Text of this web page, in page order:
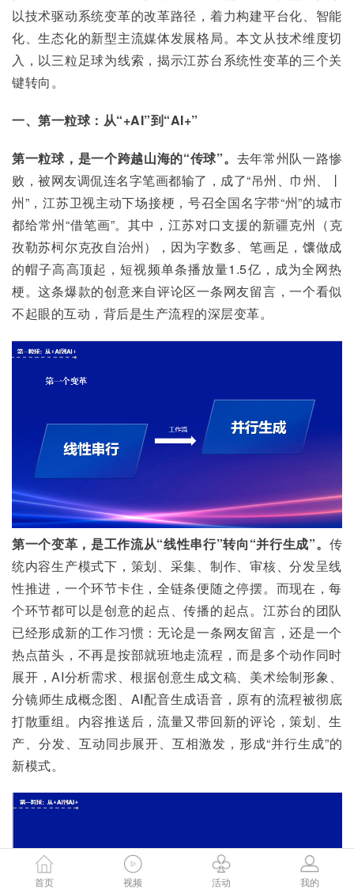
以技术驱动系统变革的改革路径，着力构建平台化、智能
化、生态化的新型主流媒体发展格局。本文从技术维度切
入，以三粒足球为线索，揭示江苏台系统性变革的三个关
键转向。
一、第一粒球：从“+AI”到“AI+”
第一粒球，是一个跨越山海的“传球”。 去年常州队一路惨
败，被网友调侃连名字笔画都输了，成了“吊州、巾州、丨
州”，江苏卫视主动下场接梗，号召全国名字带“州”的城市
都给常州“借笔画”。其中，江苏对口支援的新疆克州（克
孜勒苏柯尔克孜自治州），因为字数多、笔画足，馕做成
的帽子高高顶起，短视频单条播放量1.5亿，成为全网热
梗。这条爆款的创意来自评论区一条网友留言，一个看似
不起眼的互动，背后是生产流程的深层变革。
第一个变革，是工作流从“线性串行”转向“并行生成”。 传
统内容生产模式下，策划、采集、制作、审核、分发呈线
性推进，一个环节卡住，全链条便随之停摆。而现在，每
个环节都可以是创意的起点、传播的起点。江苏台的团队
已经形成新的工作习惯：无论是一条网友留言，还是一个
热点苗头，不再是按部就班地走流程，而是多个动作同时
展开，AI分析需求、根据创意生成文稿、美术绘制形象、
分镜师生成概念图、AI配音生成语音，原有的流程被彻底
打散重组。内容推送后，流量又带回新的评论，策划、生
产、分发、互动同步展开、互相激发，形成“并行生成”的
新模式。
首页 视频 活动 我的